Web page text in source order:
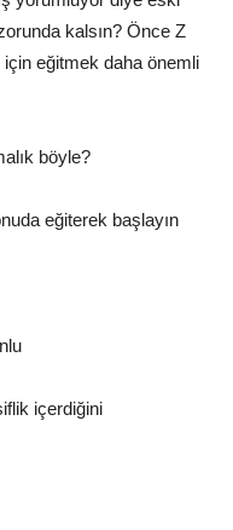
kalsın? Önce Z
için eğitmek daha önemli
böyle?
eğiterek başlayın
içerdiğini